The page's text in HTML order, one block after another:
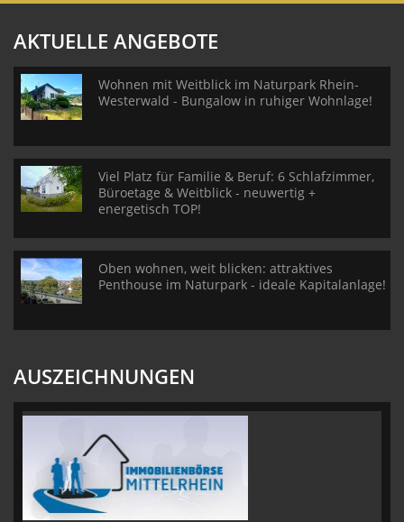
AKTUELLE ANGEBOTE
Wohnen mit Weitblick im Naturpark Rhein-
Westerwald - Bungalow in ruhiger Wohnlage!
Viel Platz für Familie & Beruf: 6 Schlafzimmer,
Büroetage & Weitblick - neuwertig +
energetisch TOP!
Oben wohnen, weit blicken: attraktives
Penthouse im Naturpark - ideale Kapitalanlage!
AUSZEICHNUNGEN